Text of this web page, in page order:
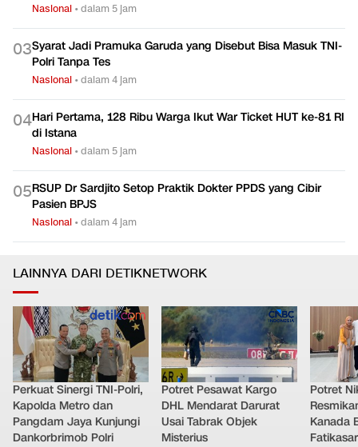
Nasional •dalam 5 jam
03Syarat Jadi Pramuka Garuda yang Disebut Bisa Masuk TNI-
Polri Tanpa Tes
Nasional •dalam 4 jam
04Hari Pertama, 128 Ribu Warga Ikut War Ticket HUT ke-81 RI
di Istana
Nasional •dalam 5 jam
05RSUP Dr Sardjito Setop Praktik Dokter PPDS yang Cibir
Pasien BPJS
Nasional •dalam 4 jam
LAINNYA DARI DETIKNETWORK
Perkuat Sinergi TNI-Polri,
Kapolda Metro dan
Pangdam Jaya Kunjungi
Dankorbrimob Polri
Potret Pesawat Kargo
DHL Mendarat Darurat
Usai Tabrak Objek
Misterius
Potret
Kanada